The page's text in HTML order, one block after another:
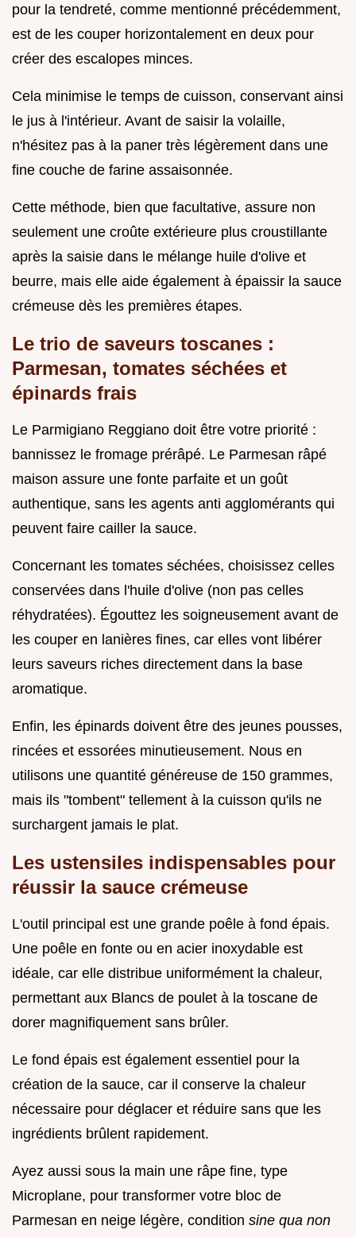
pour la tendreté, comme mentionné précédemment,
est de les couper horizontalement en deux pour
créer des escalopes minces.
Cela minimise le temps de cuisson, conservant ainsi
le jus à l'intérieur. Avant de saisir la volaille,
n'hésitez pas à la paner très légèrement dans une
fine couche de farine assaisonnée.
Cette méthode, bien que facultative, assure non
seulement une croûte extérieure plus croustillante
après la saisie dans le mélange huile d'olive et
beurre, mais elle aide également à épaissir la sauce
crémeuse dès les premières étapes.
Le trio de saveurs toscanes :
Parmesan, tomates séchées et
épinards frais
Le Parmigiano Reggiano doit être votre priorité :
bannissez le fromage prérâpé. Le Parmesan râpé
maison assure une fonte parfaite et un goût
authentique, sans les agents anti agglomérants qui
peuvent faire cailler la sauce.
Concernant les tomates séchées, choisissez celles
conservées dans l'huile d'olive (non pas celles
réhydratées). Égouttez les soigneusement avant de
les couper en lanières fines, car elles vont libérer
leurs saveurs riches directement dans la base
aromatique.
Enfin, les épinards doivent être des jeunes pousses,
rincées et essorées minutieusement. Nous en
utilisons une quantité généreuse de 150 grammes,
mais ils "tombent" tellement à la cuisson qu'ils ne
surchargent jamais le plat.
Les ustensiles indispensables pour
réussir la sauce crémeuse
L'outil principal est une grande poêle à fond épais.
Une poêle en fonte ou en acier inoxydable est
idéale, car elle distribue uniformément la chaleur,
permettant aux Blancs de poulet à la toscane de
dorer magnifiquement sans brûler.
Le fond épais est également essentiel pour la
création de la sauce, car il conserve la chaleur
nécessaire pour déglacer et réduire sans que les
ingrédients brûlent rapidement.
Ayez aussi sous la main une râpe fine, type
Microplane, pour transformer votre bloc de
Parmesan en neige légère, condition sine qua non